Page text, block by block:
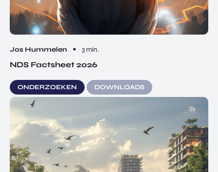
Jos Hummelen 3 min.
NDS Factsheet 2026
ONDERZOEKEN DOWNLOADS